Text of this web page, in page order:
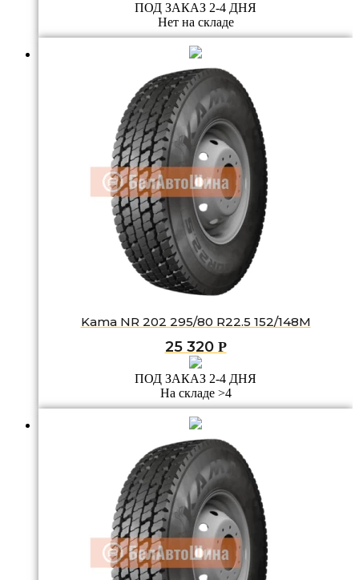
ПОД ЗАКАЗ 2-4 ДНЯ
Нет на складе
Kama NR 202 295/80 R22.5 152/148M
25 320 Р
ПОД ЗАКАЗ 2-4 ДНЯ
На складе >4